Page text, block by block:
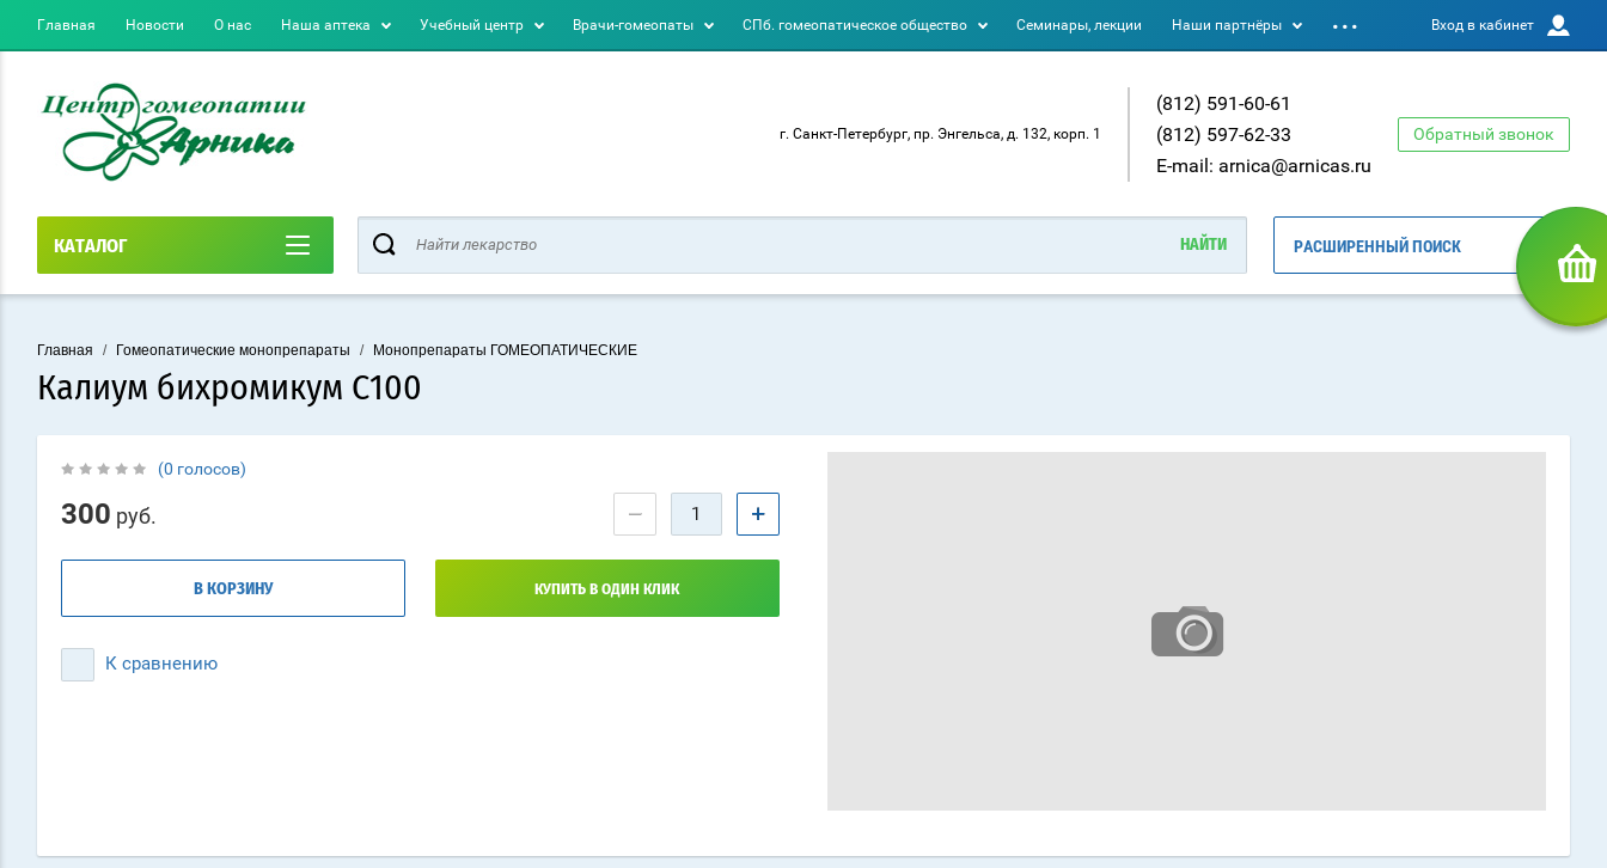
Главная Новости О нас Наша аптека Учебный центр Врачи-гомеопаты СПб. гомеопатическое общество Семинары, лекции Наши партнёры Вход в кабинет
г. Санкт-Петербург, пр. Энгельса, д. 132, корп. 1
(812) 591-60-61
(812) 597-62-33
E-mail: arnica@arnicas.ru
Обратный звонок
КАТАЛОГ РАСШИРЕННЫЙ ПОИСК
Главная / Гомеопатические монопрепараты / Монопрепараты ГОМЕОПАТИЧЕСКИЕ
Калиум бихромикум С100
(0 голосов)
300 руб. − +
В КОРЗИНУ КУПИТЬ В ОДИН КЛИК
К сравнению